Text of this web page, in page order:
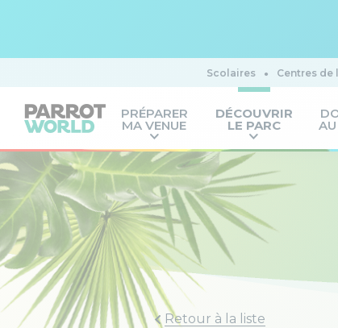
Scolaires Centres de
PRÉPARER
MA VENUE
DÉCOUVRIR
LE PARC
Retour à la liste